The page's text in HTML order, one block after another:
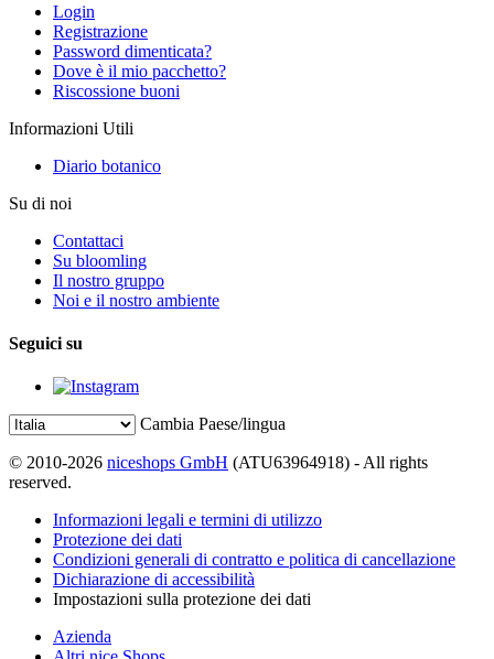
Login
Registrazione
Password dimenticata?
Dove è il mio pacchetto?
Riscossione buoni
Informazioni Utili
Diario botanico
Su di noi
Contattaci
Su bloomling
Il nostro gruppo
Noi e il nostro ambiente
Seguici su
Cambia Paese/lingua
© 2010-2026 niceshops GmbH (ATU63964918) - All rights
reserved.
Informazioni legali e termini di utilizzo
Protezione dei dati
Condizioni generali di contratto e politica di cancellazione
Dichiarazione di accessibilità
Impostazioni sulla protezione dei dati
Azienda